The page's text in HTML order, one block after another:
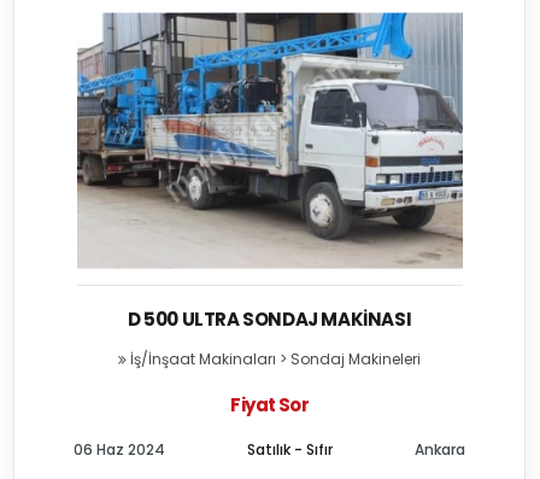
D 500 ULTRA SONDAJ MAKINASI
İş/İnşaat Makinaları > Sondaj Makineleri
Fiyat Sor
Satılık - Sıfır
06 Haz 2024 Ankara